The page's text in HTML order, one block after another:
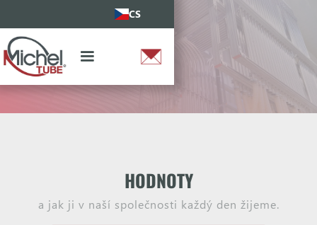
CS
HODNOTY
a jak ji v naší společnosti každý den žijeme.